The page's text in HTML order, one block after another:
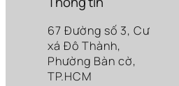
67 Đường số 3, Cư
xá Đô Thành,
Phường Bàn cờ,
TP.HCM